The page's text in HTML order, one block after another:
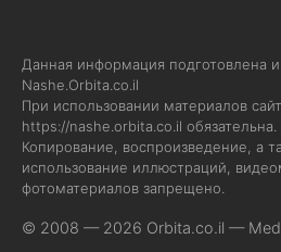
Данная информация подготовлена
Nashe.Orbita.co.il
При использовании материалов
https://nashe.orbita.co.il обязательна.
Копирование, воспроизведение, а
использование иллюстраций,
фотоматериалов запрещено.
© 2008 — 2026 Orbita.co.il —